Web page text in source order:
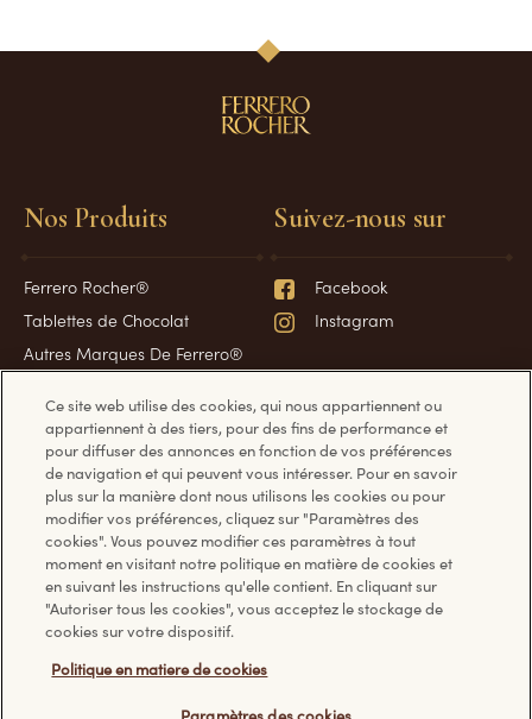
Nos Produits
Ferrero Rocher®
Tablettes de Chocolat
Autres Marques De Ferrero®
Spécialités de Pâques
Des questions ?
Foire aux questions
Nous contacter
Informations
Politique en matière de
témoins
Suivez-nous sur
Facebook
Instagram
Ce site web utilise des cookies, qui nous appartiennent ou
appartiennent à des tiers, pour des fins de performance et
pour diffuser des annonces en fonction de vos préférences
de navigation et qui peuvent vous intéresser. Pour en savoir
plus sur la manière dont nous utilisons les cookies ou pour
modifier vos préférences, cliquez sur "Paramètres des
cookies". Vous pouvez modifier ces paramètres à tout
moment en visitant notre politique en matière de cookies et
en suivant les instructions qu'elle contient. En cliquant sur
"Autoriser tous les cookies", vous acceptez le stockage de
cookies sur votre dispositif.
Politique en matiere de cookies